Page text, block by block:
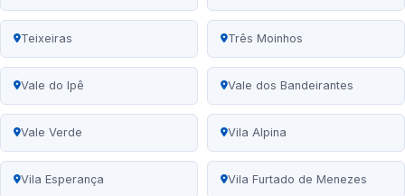
Teixeiras Três Moinhos
Vale do Ipê Vale dos Bandeirantes
Vale Verde Vila Alpina
Vila Esperança Vila Furtado de Menezes